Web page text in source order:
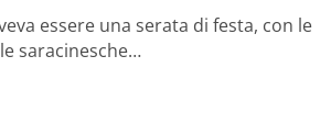
essere una serata di festa, con le
saracinesche…